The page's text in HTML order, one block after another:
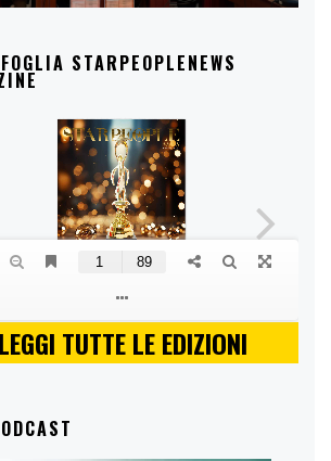
STARPEOPLENEWS
LEGGI TUTTE LE EDIZIONI